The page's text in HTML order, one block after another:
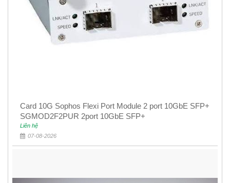
Card 10G Sophos Flexi Port Module 2 port 10GbE SFP+
SGMOD2F2PUR 2port 10GbE SFP+
Liên hệ
07-08-2026